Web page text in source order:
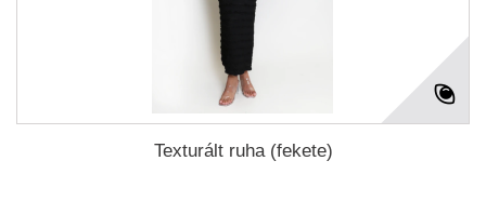
Texturált ruha (fekete)